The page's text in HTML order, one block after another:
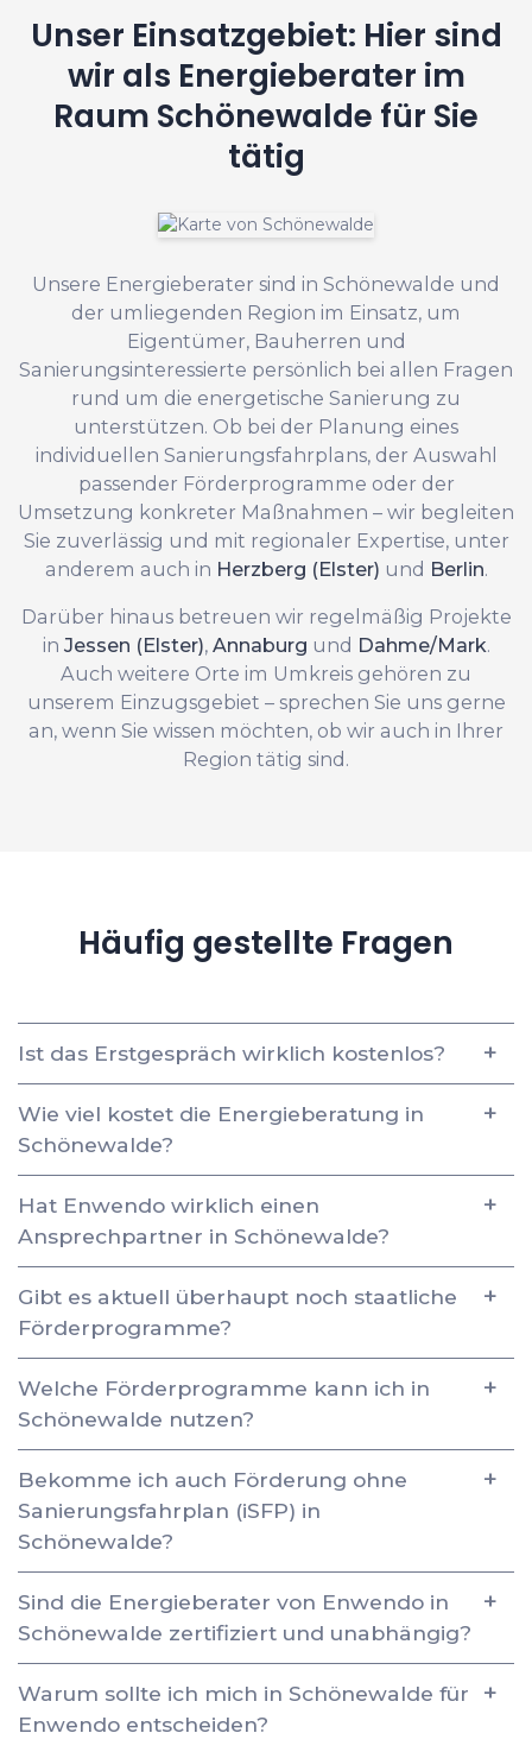
Unser Einsatzgebiet: Hier sind
wir als Energieberater im
Raum Schönewalde für Sie
tätig
Unsere Energieberater sind in Schönewalde und
der umliegenden Region im Einsatz, um
Eigentümer, Bauherren und
Sanierungsinteressierte persönlich bei allen Fragen
rund um die energetische Sanierung zu
unterstützen. Ob bei der Planung eines
individuellen Sanierungsfahrplans, der Auswahl
passender Förderprogramme oder der
Umsetzung konkreter Maßnahmen – wir begleiten
Sie zuverlässig und mit regionaler Expertise, unter
anderem auch in Herzberg (Elster) und Berlin.
Darüber hinaus betreuen wir regelmäßig Projekte
in Jessen (Elster), Annaburg und Dahme/Mark.
Auch weitere Orte im Umkreis gehören zu
unserem Einzugsgebiet – sprechen Sie uns gerne
an, wenn Sie wissen möchten, ob wir auch in Ihrer
Region tätig sind.
Häufig gestellte Fragen
Ist das Erstgespräch wirklich kostenlos?
Wie viel kostet die Energieberatung in
Schönewalde?
Hat Enwendo wirklich einen
Ansprechpartner in Schönewalde?
Gibt es aktuell überhaupt noch staatliche
Förderprogramme?
Welche Förderprogramme kann ich in
Schönewalde nutzen?
Bekomme ich auch Förderung ohne
Sanierungsfahrplan (iSFP) in
Schönewalde?
Sind die Energieberater von Enwendo in
Schönewalde zertifiziert und unabhängig?
Warum sollte ich mich in Schönewalde für
Enwendo entscheiden?